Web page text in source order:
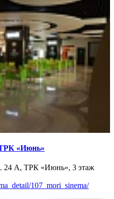
«Июнь»
24 А, ТРК «Июнь», 3 этаж
107_mori_sinema/